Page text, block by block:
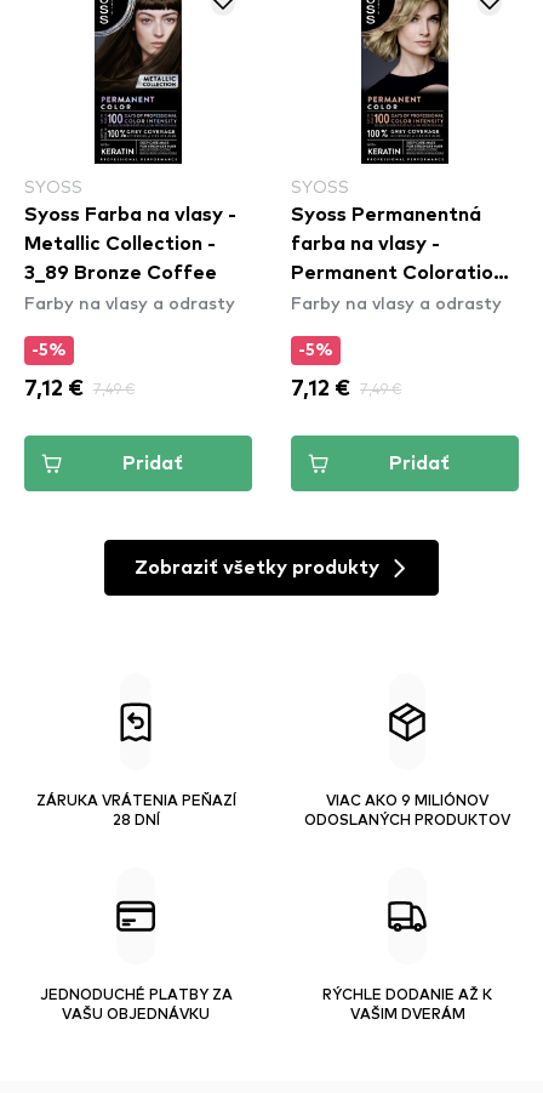
SYOSS
Syoss Farba na vlasy -
Metallic Collection -
3_89 Bronze Coffee
Farby na vlasy a odrasty
-5%
7,12 € 7,49 €
Pridať
SYOSS
Syoss Permanentná
farba na vlasy -
Permanent Coloration -
7_1 Medium Blond
Farby na vlasy a odrasty
-5%
7,12 € 7,49 €
Pridať
Zobraziť všetky produkty
ZÁRUKA VRÁTENIA PEŇAZÍ
28 DNÍ
VIAC AKO 9 MILIÓNOV
ODOSLANÝCH PRODUKTOV
JEDNODUCHÉ PLATBY ZA
VAŠU OBJEDNÁVKU
RÝCHLE DODANIE AŽ K
VAŠIM DVERÁM